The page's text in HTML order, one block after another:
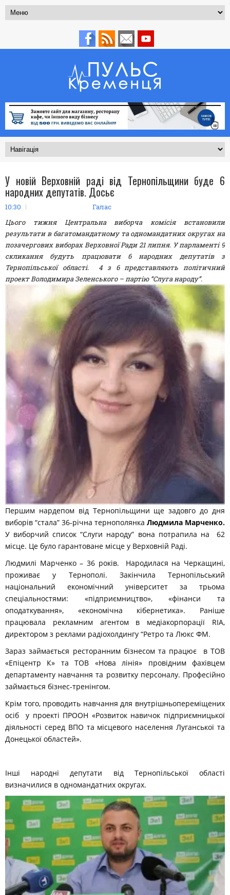
У новій Верховній раді від Тернопільщини буде 6
народних депутатів. Досьє
10:30
Галас
Цього тижня Центральна виборча комісія встановили
результати в багатомандатному та одномандатних округах на
позачергових виборах Верховної Ради 21 липня. У парламенті 9
скликання будуть працювати 6 народних депутатів з
Тернопільської області. 4 з 6 представляють політичний
проект Володимира Зеленського – партію “Слуга народу”.
Першим нардепом від Тернопільщини ще задовго до дня
виборів “стала” 36-річна тернополянка Людмила Марченко.
У виборчий список “Слуги народу” вона потрапила на 62
місце. Це було гарантоване місце у Верховній Раді.
Людмилі Марченко – 36 років. Народилася на Черкащині,
проживає у Тернополі. Закінчила Тернопільський
національний економічний університет за трьома
спеціальностями: «підприємництво», «фінанси та
оподаткування», «економічна кібернетика». Раніше
працювала рекламним агентом в медіакорпорації RIA,
директором з реклами радіохолдингу “Ретро та Люкс ФМ.
Зараз займається ресторанним бізнесом та працює в ТОВ
«Епіцентр К» та ТОВ «Нова лінія» провідним фахівцем
департаменту навчання та розвитку персоналу. Професійно
займається бізнес-тренінгом.
Крім того, проводить навчання для внутрішньопереміщених
осіб у проекті ПРООН «Розвиток навичок підприємницької
діяльності серед ВПО та місцевого населення Луганської та
Донецької областей».
Інші народні депутати від Тернопільської області
визначилися в одномандатних округах.